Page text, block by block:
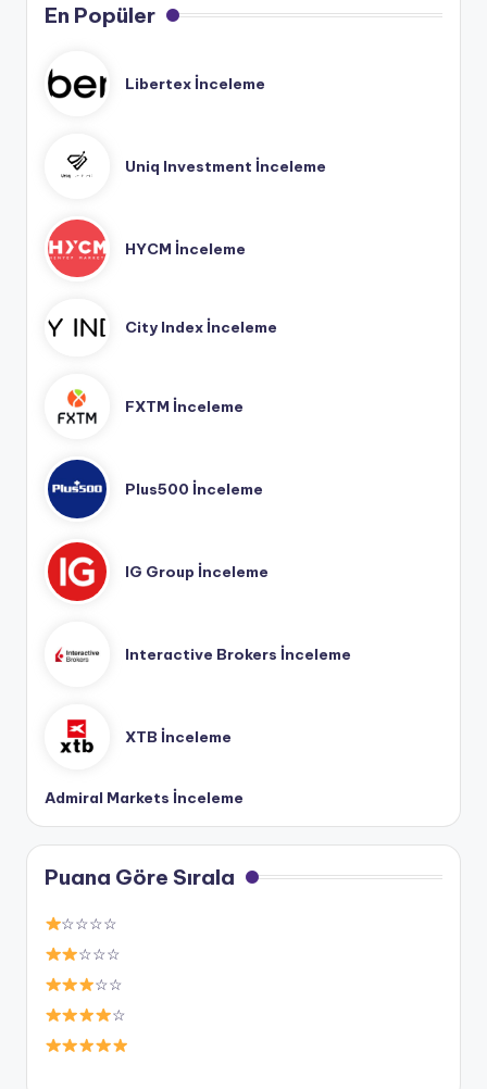
En Popüler
Libertex İnceleme
Uniq Investment İnceleme
HYCM İnceleme
City Index İnceleme
FXTM İnceleme
Plus500 İnceleme
IG Group İnceleme
Interactive Brokers İnceleme
XTB İnceleme
Admiral Markets İnceleme
Puana Göre Sırala
☆☆☆☆
☆☆☆
☆☆
☆